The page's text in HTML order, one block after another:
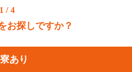
1 / 4
お探しですか？
寮あり